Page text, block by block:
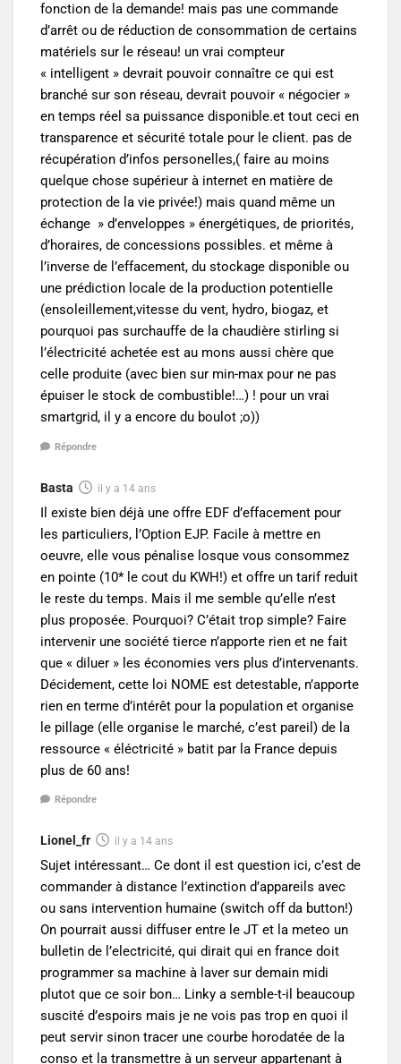
fonction de la demande! mais pas une commande
d’arrêt ou de réduction de consommation de certains
matériels sur le réseau! un vrai compteur
« intelligent » devrait pouvoir connaître ce qui est
branché sur son réseau, devrait pouvoir « négocier »
en temps réel sa puissance disponible.et tout ceci en
transparence et sécurité totale pour le client. pas de
récupération d’infos personelles,( faire au moins
quelque chose supérieur à internet en matière de
protection de la vie privée!) mais quand même un
échange » d’enveloppes » énergétiques, de priorités,
d’horaires, de concessions possibles. et même à
l’inverse de l’effacement, du stockage disponible ou
une prédiction locale de la production potentielle
(ensoleillement,vitesse du vent, hydro, biogaz, et
pourquoi pas surchauffe de la chaudière stirling si
l’électricité achetée est au mons aussi chère que
celle produite (avec bien sur min-max pour ne pas
épuiser le stock de combustible!…) ! pour un vrai
smartgrid, il y a encore du boulot ;o))
Répondre
Basta il y a 14 ans
Il existe bien déjà une offre EDF d’effacement pour
les particuliers, l’Option EJP. Facile à mettre en
oeuvre, elle vous pénalise losque vous consommez
en pointe (10* le cout du KWH!) et offre un tarif reduit
le reste du temps. Mais il me semble qu’elle n’est
plus proposée. Pourquoi? C’était trop simple? Faire
intervenir une société tierce n’apporte rien et ne fait
que « diluer » les économies vers plus d’intervenants.
Décidement, cette loi NOME est detestable, n’apporte
rien en terme d’intérêt pour la population et organise
le pillage (elle organise le marché, c’est pareil) de la
ressource « éléctricité » batit par la France depuis
plus de 60 ans!
Répondre
Lionel_fr il y a 14 ans
Sujet intéressant… Ce dont il est question ici, c’est de
commander à distance l’extinction d’appareils avec
ou sans intervention humaine (switch off da button!)
On pourrait aussi diffuser entre le JT et la meteo un
bulletin de l’electricité, qui dirait qui en france doit
programmer sa machine à laver sur demain midi
plutot que ce soir bon… Linky a semble-t-il beaucoup
suscité d’espoirs mais je ne vois pas trop en quoi il
peut servir sinon tracer une courbe horodatée de la
conso et la transmettre à un serveur appartenant à